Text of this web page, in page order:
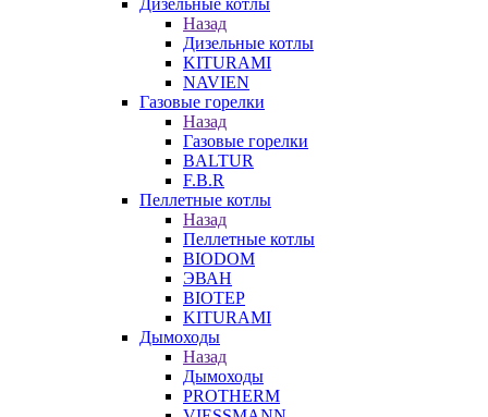
Дизельные котлы
Назад
Дизельные котлы
KITURAMI
NAVIEN
Газовые горелки
Назад
Газовые горелки
BALTUR
F.B.R
Пеллетные котлы
Назад
Пеллетные котлы
BIODOM
ЭВАН
BIOTEP
KITURAMI
Дымоходы
Назад
Дымоходы
PROTHERM